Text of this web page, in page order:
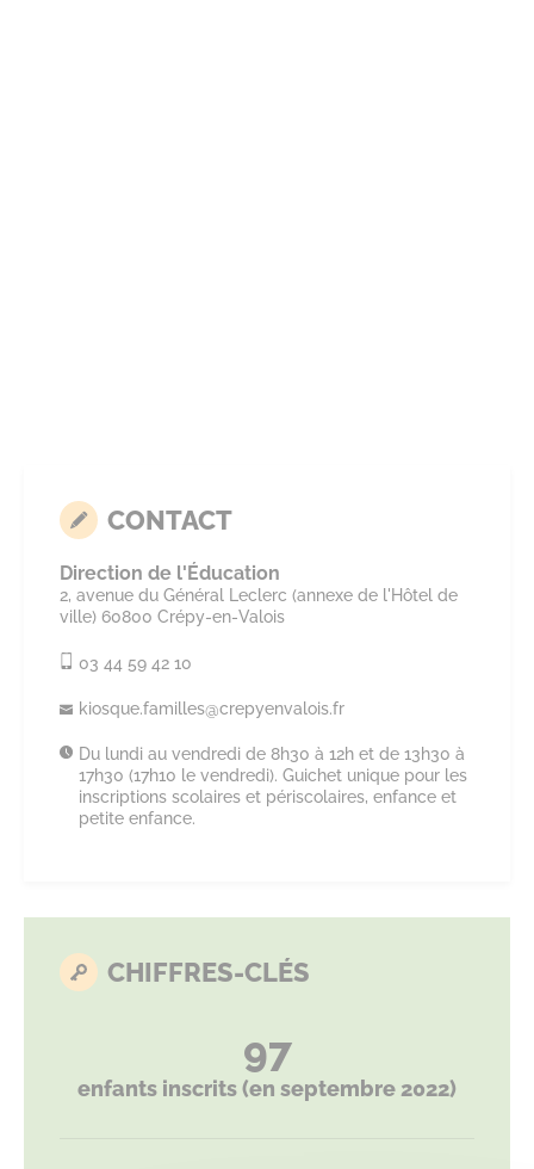
CONTACT
Direction de l'Éducation
2, avenue du Général Leclerc (annexe de l'Hôtel de
ville) 60800 Crépy-en-Valois
03 44 59 42 10
kiosque.familles@crepyenvalois.fr
Du lundi au vendredi de 8h30 à 12h et de 13h30 à
17h30 (17h10 le vendredi). Guichet unique pour les
inscriptions scolaires et périscolaires, enfance et
petite enfance.
CHIFFRES-CLÉS
97
enfants inscrits (en septembre 2022)